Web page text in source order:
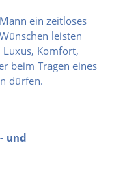
ein zeitloses
leisten
Komfort,
beim Tragen eines
dürfen.
und